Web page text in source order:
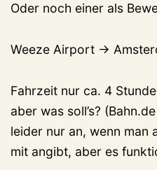
Oder noch einer als
Weeze Airport ->
Fahrzeit nur ca. 4
aber was soll’s?
leider nur an, wenn man
mit angibt, aber es